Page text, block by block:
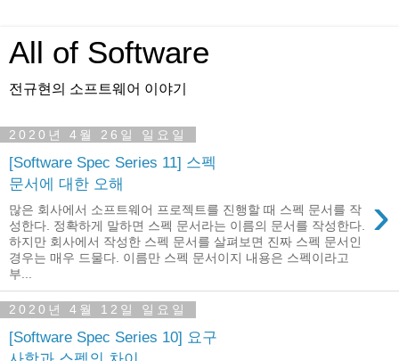
All of Software
전규현의 소프트웨어 이야기
2020년 4월 26일 일요일
[Software Spec Series 11] 스펙
문서에 대한 오해
›
많은 회사에서 소프트웨어 프로젝트를 진행할 때 스펙 문서를 작
성한다. 정확하게 말하면 스펙 문서라는 이름의 문서를 작성한다.
하지만 회사에서 작성한 스펙 문서를 살펴보면 진짜 스펙 문서인
경우는 매우 드물다. 이름만 스펙 문서이지 내용은 스펙이라고
부...
2020년 4월 12일 일요일
[Software Spec Series 10] 요구